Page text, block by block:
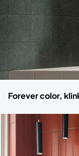
Forever color,